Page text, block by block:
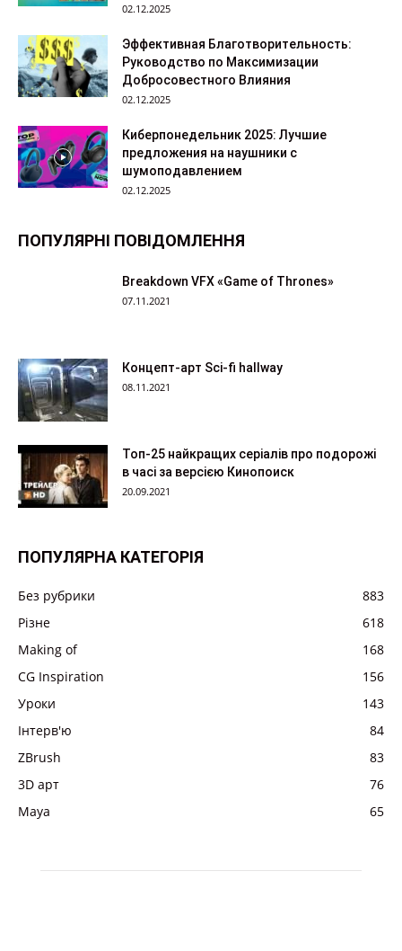
02.12.2025
Эффективная Благотворительность:
Руководство по Максимизации
Добросовестного Влияния
02.12.2025
Киберпонедельник 2025: Лучшие
предложения на наушники с
шумоподавлением
02.12.2025
ПОПУЛЯРНІ ПОВІДОМЛЕННЯ
Breakdown VFX «Game of Thrones»
07.11.2021
Концепт-арт Sci-fi hallway
08.11.2021
Топ-25 найкращих серіалів про подорожі
в часі за версією Кинопоиск
20.09.2021
ПОПУЛЯРНА КАТЕГОРІЯ
Без рубрики
883
Різне
618
Making of
168
CG Inspiration
156
Уроки
143
Інтерв'ю
84
ZBrush
83
3D арт
76
Maya
65